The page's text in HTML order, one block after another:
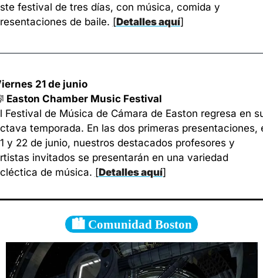
festival de tres días, con música, comida y
de baile. [Detalles aquí]
21 de junio
Easton Chamber Music Festival
Festival de Música de Cámara de Easton regresa en
temporada. En las dos primeras presentaciones,
y 22 de junio, nuestros destacados profesores y
invitados se presentarán en una variedad
de música. [Detalles aquí]
🏙️ Comunidad Boston